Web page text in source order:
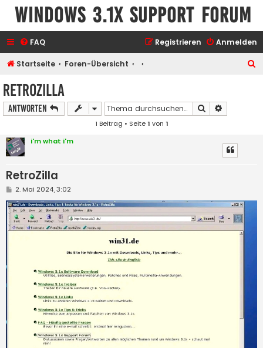
Windows 3.1x Support Forum
FAQ Anmelden
Registrieren
Startseite Foren-Übersicht
RetroZilla
Antworten Suche
1 Beitrag • Seite1 von 1
i'm what i'm
RetroZilla
B
i
t
r
a
2. Mai 2024, 3:02